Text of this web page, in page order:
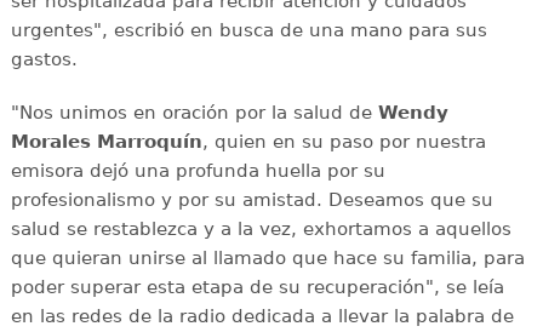
urgentes", escribió en busca de una mano para sus
gastos.
"Nos unimos en oración por la salud de Wendy
Morales Marroquín, quien en su paso por nuestra
emisora dejó una profunda huella por su
profesionalismo y por su amistad. Deseamos que su
salud se restablezca y a la vez, exhortamos a aquellos
que quieran unirse al llamado que hace su familia, para
poder superar esta etapa de su recuperación", se leía
en las redes de la radio dedicada a llevar la palabra de